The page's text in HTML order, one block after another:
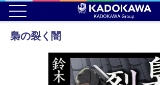
梟の裂く闇